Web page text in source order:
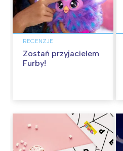
RECENZJE
Zostań przyjacielem
Furby!